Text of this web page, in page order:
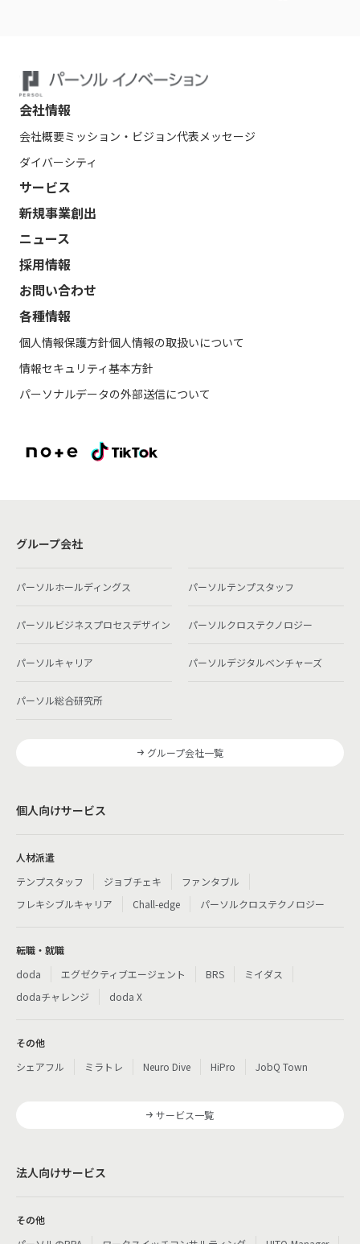
会社情報
会社概要ミッション・ビジョン代表メッセージ
ダイバーシティ
サービス
新規事業創出
ニュース
採用情報
お問い合わせ
各種情報
個人情報保護方針個人情報の取扱いについて
情報セキュリティ基本方針
パーソナルデータの外部送信について
グループ会社
パーソルホールディングス パーソルテンプスタッフ
パーソルビジネスプロセスデザイン パーソルクロステクノロジー
パーソルキャリア パーソルデジタルベンチャーズ
パーソル総合研究所
グループ会社一覧
個人向けサービス
人材派遣
テンプスタッフ
ジョブチェキ
ファンタブル
フレキシブルキャリア
Chall-edge パーソルクロステクノロジー
転職・就職
doda
エグゼクティブエージェント BRS
ミイダス
dodaチャレンジ
doda X
その他
シェアフル
ミラトレ Neuro Dive HiPro JobQ Town
サービス一覧
法人向けサービス
その他